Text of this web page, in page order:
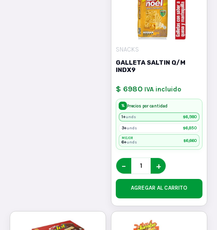
SNACKS
GALLETA SALTIN Q/M
INDX9
$ 6980 IVA incluido
% Precios por cantidad
1+unds $6,980
3+unds $6,850
MEJOR
6+unds $6,660
− +
AGREGAR AL CARRITO